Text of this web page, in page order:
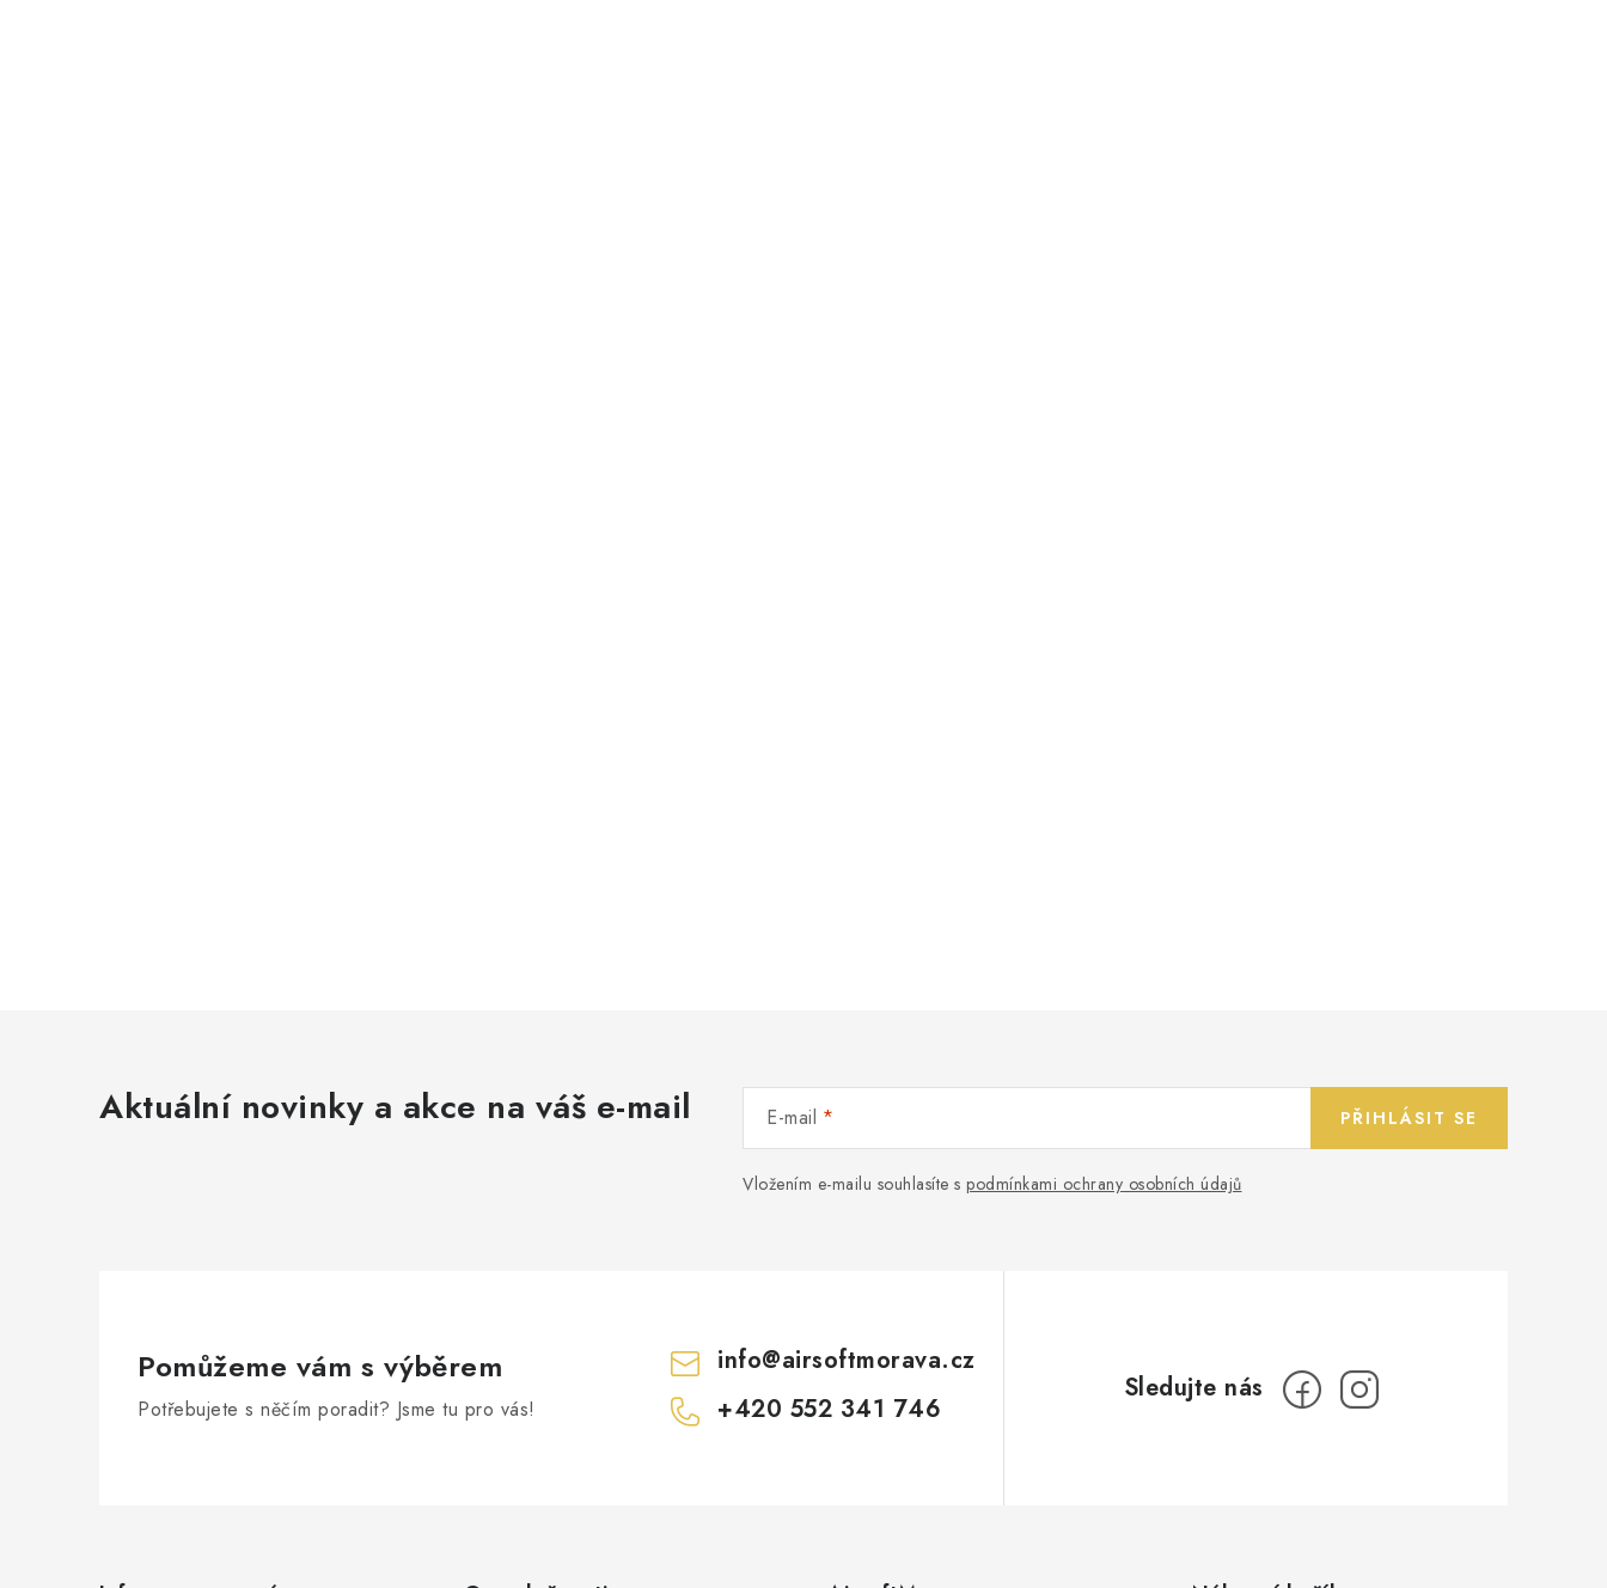
Aktuální novinky a akce na váš e-mail E-mail
Vložením e-mailu souhlasíte s podmínkami ochrany osobních údajů
PŘIHLÁSIT SE
Pomůžeme vám s výběrem
Potřebujete s něčím poradit? Jsme tu pro vás!
info@airsoftmorava.cz
+420 552 341 746